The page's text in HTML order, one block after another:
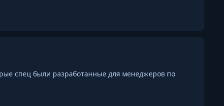
спец были разработанные для менеджеров по